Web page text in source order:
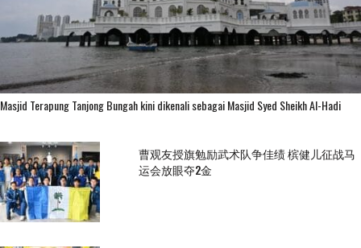
Masjid Terapung Tanjong Bungah kini dikenali sebagai Masjid Syed Sheikh Al-Hadi
曹观友授旗勉励武术队争佳绩 槟健儿征战马
运会放眼夺2金